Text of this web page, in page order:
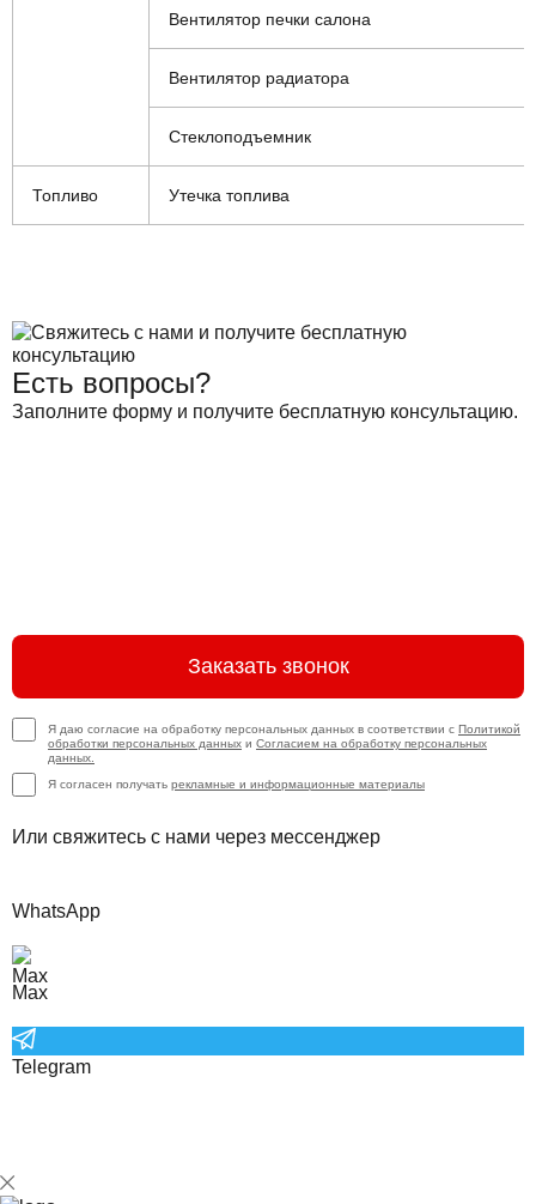
Вентилятор печки салона
Вентилятор радиатора
Стеклоподъемник
Топливо Утечка топлива
Есть вопросы?
Заполните форму и получите бесплатную консультацию.
Заказать звонок
Я даю согласие на обработку персональных данных в соответствии с Политикой
обработки персональных данных и Согласием на обработку персональных
данных.
Я согласен получать рекламные и информационные материалы
Или свяжитесь с нами через мессенджер
WhatsApp
Max
Telegram